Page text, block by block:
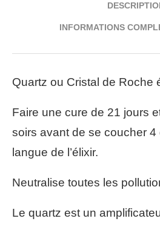
INFORMATIONS
Quartz ou Cristal de Roche
Faire une cure de 21 jours
soirs avant de se coucher 4
langue de l’élixir.
Neutralise toutes les
Le quartz est un